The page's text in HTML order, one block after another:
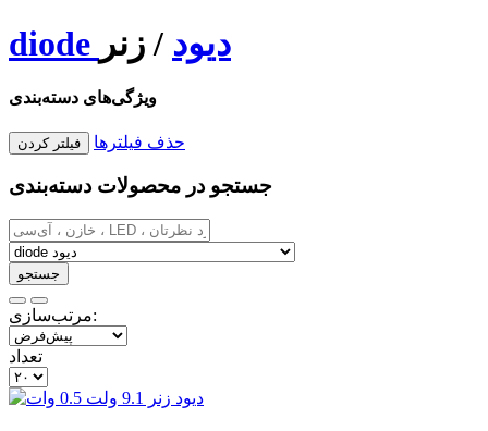
diode دیود / زنر
ویژگی‌های دسته‌بندی
حذف فیلترها
جستجو در محصولات دسته‌بندی
مرتب‌سازی:
تعداد